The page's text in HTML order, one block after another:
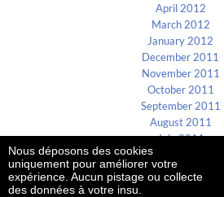
April 2012
March 2012
January 2012
December 2011
November 2011
October 2011
September 2011
August 2011
July 2011
B4E ©2002-2026
Nous déposons des cookies
uniquement pour améliorer votre
expérience. Aucun pistage ou collecte
des données à votre insu.